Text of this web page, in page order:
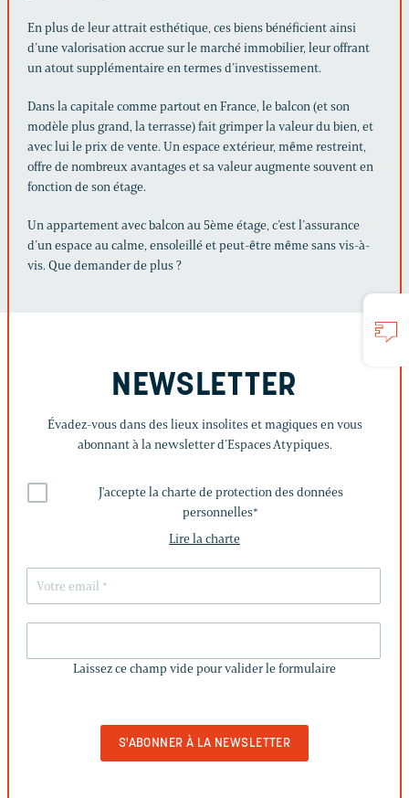
En plus de leur attrait esthétique, ces biens bénéficient ainsi
d’une valorisation accrue sur le marché immobilier, leur offrant
un atout supplémentaire en termes d’investissement.
Dans la capitale comme partout en France, le balcon (et son
modèle plus grand, la terrasse) fait grimper la valeur du bien, et
avec lui le prix de vente. Un espace extérieur, même restreint,
offre de nombreux avantages et sa valeur augmente souvent en
fonction de son étage.
Un appartement avec balcon au 5ème étage, c’est l’assurance
d’un espace au calme, ensoleillé et peut-être même sans vis-à-
vis. Que demander de plus ?
NEWSLETTER
Évadez-vous dans des lieux insolites et magiques en vous
abonnant à la newsletter d’Espaces Atypiques.
J'accepte la charte de protection des données
personnelles*
Lire la charte
CHAMP
Laissez ce champ vide pour valider le formulaire